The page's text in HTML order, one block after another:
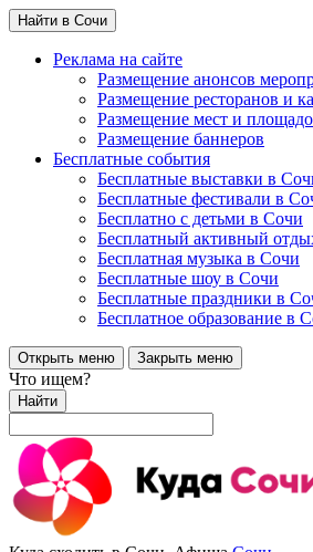
Найти в Сочи
Реклама на сайте
Размещение анонсов
Размещение ресторанов и
Размещение мест и
Размещение баннеров
Бесплатные события
Бесплатные выставки в
Бесплатные фестивали в
Бесплатно с детьми в Сочи
Бесплатный активный
Бесплатная музыка в Сочи
Бесплатные шоу в Сочи
Бесплатные праздники в
Бесплатное образование в
Открыть меню Закрыть меню
Что ищем?
Найти